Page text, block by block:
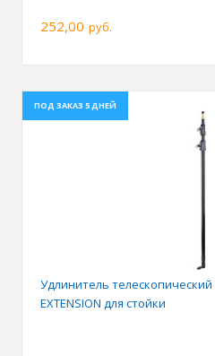
252,00 руб.
ПОД ЗАКАЗ 5 ДНЕЙ
Удлинитель телескопический
EXTENSION для стойки